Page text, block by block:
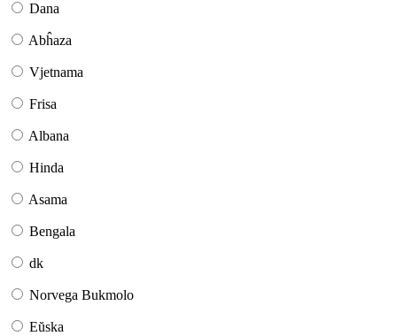
Dana
Abĥaza
Vjetnama
Frisa
Albana
Hinda
Asama
Bengala
dk
Norvega Bukmolo
Eŭska